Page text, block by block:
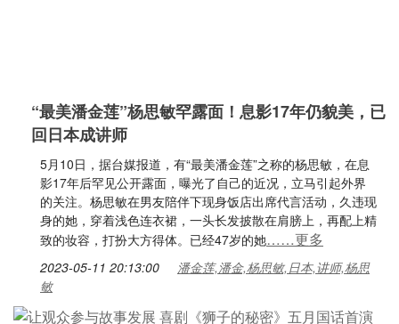
“最美潘金莲”杨思敏罕露面！息影17年仍貌美，已
回日本成讲师
5月10日，据台媒报道，有“最美潘金莲”之称的杨思敏，在息
影17年后罕见公开露面，曝光了自己的近况，立马引起外界
的关注。杨思敏在男友陪伴下现身饭店出席代言活动，久违现
身的她，穿着浅色连衣裙，一头长发披散在肩膀上，再配上精
致的妆容，打扮大方得体。已经47岁的她……更多
2023-05-11 20:13:00
潘金莲,潘金,杨思敏,日本,讲师,杨思
敏